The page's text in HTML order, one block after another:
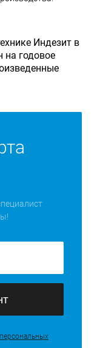
Индезит в
на годовое